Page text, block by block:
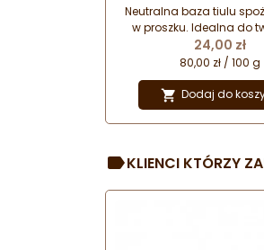
w proszku
Neutralna baza tiulu
w proszku. Idealna do
efektowych i delikatnych
tortów. Możliwość
użyciu barwników
proszku.
Cena
24,00 zł
80,00 zł / 100 g
 Dodaj do
KLIENCI KTÓRZY